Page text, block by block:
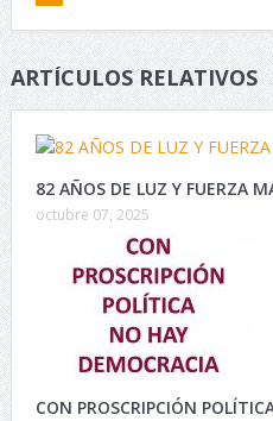
ARTÍCULOS RELATIVOS
82 AÑOS DE LUZ Y FUERZA
octubre 07, 2025
CON PROSCRIPCIÓN